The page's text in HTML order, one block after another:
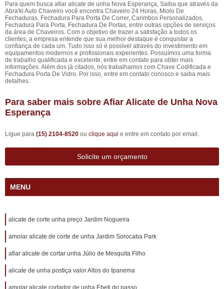
Para quem busca afiar alicate de unha Nova Esperança, Saiba que através da
Abra'ki Auto Chaveiro você encontra Chaveiro 24 Horas, Miolo De
Fechaduras, Fechadura Para Porta De Correr, Carimbos Personalizados,
Fechadura Para Porta, Fechadura De Portas, entre outras opções de serviços
da área de Chaveiros. Com o objetivo de trazer a satisfação a todos os
clientes, a empresa entende que sua melhor destaque é conquistar a
confiança de cada um. Tudo isso só é possível através do investimento em
equipamentos modernos e profissionais experientes. Possuímos uma forma
de trabalho qualificada e excelente, entre em contato para obter mais
informações. Além dos já citados, nós trabalhamos com Chave Codificada e
Fechadura Porta De Vidro. Por isso, entre em contato conosco e saiba mais
detalhes.
Para saber mais sobre Afiar Alicate de Unha Nova
Esperança
Ligue para (15) 2104-8520 ou clique aqui e entre em contato por email.
Solicite um orçamento
MENU
alicate de corte unha preço Jardim Nogueira
amolar alicate de corte de unha Jardim Sorocaba Park
afiar alicate de cortar unha Júlio de Mesquita Filho
alicate de unha postiça valor Altos do Ipanema
amolar alicate cortador de unha Ebeti do passo